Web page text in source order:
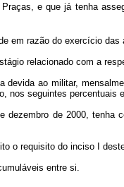
e que já tenha
em razão do exercício
relacionado com a
ao militar,
nos seguintes percentuais
dezembro de 2000,
o requisito do inciso I
entre si.